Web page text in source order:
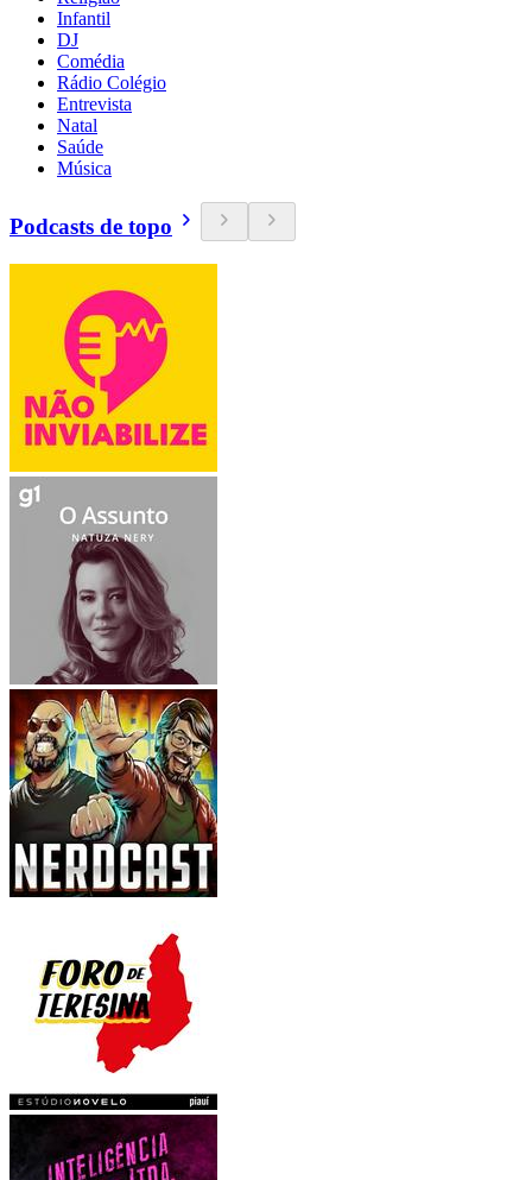
Infantil
DJ
Comédia
Rádio Colégio
Entrevista
Natal
Saúde
Música
Podcasts de topo